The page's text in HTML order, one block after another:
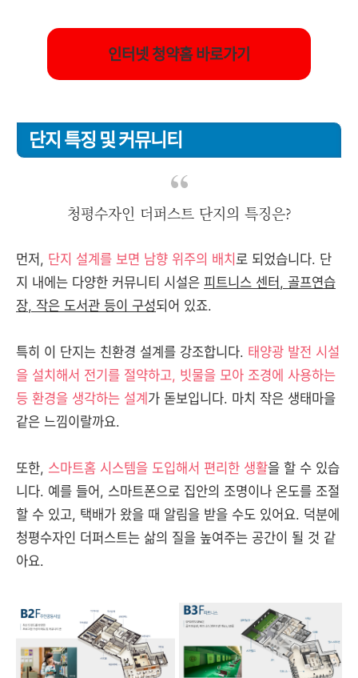
인터넷 청약홈 바로가기
단지 특징 및 커뮤니티
청평수자인 더퍼스트 단지의 특징은?
먼저, 단지 설계를 보면 남향 위주의 배치 로 되었습니다. 단
지 내에는 다양한 커뮤니티 시설은 피트니스 센터, 골프연습
장, 작은 도서관 등이 구성되어 있죠.
특히 이 단지는 친환경 설계를 강조합니다. 태양광 발전 시설
을 설치해서 전기를 절약하고, 빗물을 모아 조경에 사용하는
등 환경을 생각하는 설계 가 돋보입니다. 마치 작은 생태마을
같은 느낌이랄까요.
또한, 스마트홈 시스템을 도입해서 편리한 생활을 할 수 있습
니다. 예를 들어, 스마트폰으로 집안의 조명이나 온도를 조절
할 수 있고, 택배가 왔을 때 알림을 받을 수도 있어요. 덕분에
청평수자인 더퍼스트는 삶의 질을 높여주는 공간이 될 것 같
아요.